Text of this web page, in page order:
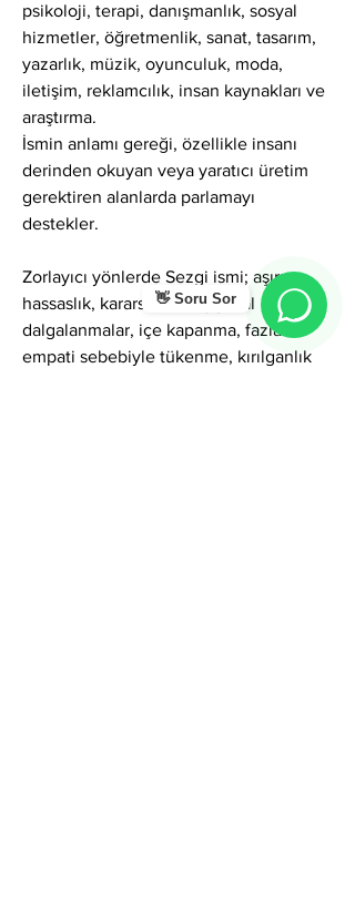
👋 Soru Sor
psikoloji, terapi, danışmanlık, sosyal
hizmetler, öğretmenlik, sanat, tasarım,
yazarlık, müzik, oyunculuk, moda,
iletişim, reklamcılık, insan kaynakları ve
araştırma.
İsmin anlamı gereği, özellikle insanı
derinden okuyan veya yaratıcı üretim
gerektiren alanlarda parlamayı
destekler.
Zorlayıcı yönlerde Sezgi ismi; aşırı
hassaslık, kararsızlık, duygusal
dalgalanmalar, içe kapanma, fazla
empati sebebiyle tükenme, kırılganlık